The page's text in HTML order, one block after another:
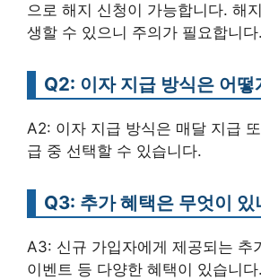
으로 해지 신청이 가능합니다. 해
생할 수 있으니 주의가 필요합니다.
Q2: 이자 지급 방식은 어떻
A2: 이자 지급 방식은 매달 지급
급 중 선택할 수 있습니다.
Q3: 추가 혜택은 무엇이 있
A3: 신규 가입자에게 제공되는 추
이벤트 등 다양한 혜택이 있습니다.